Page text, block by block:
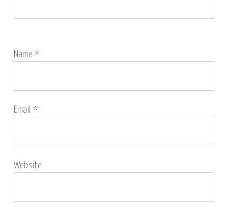
Name*
Email *
Website